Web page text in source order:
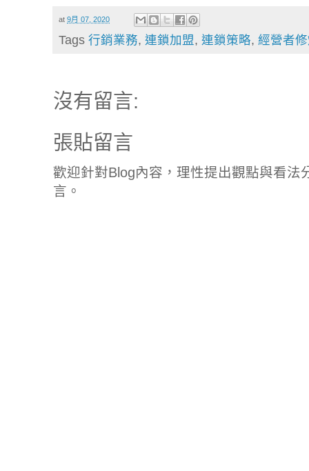
at9月 07, 2020
Tags行銷業務,連鎖加盟,連鎖策略,經營者
沒有留言:
張貼留言
歡迎針對Blog內容，理性提出觀點與看
言。